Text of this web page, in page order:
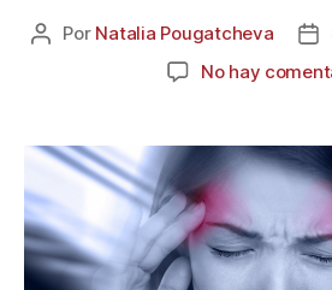
Por Natalia Pougatcheva
No hay